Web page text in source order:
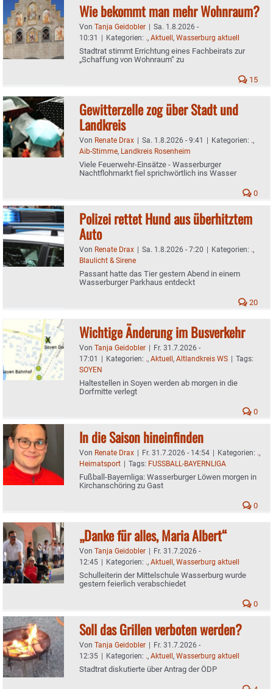
Wie bekommt man mehr Wohnraum?
Von Tanja Geidobler | Sa. 1.8.2026 -
10:31 | Kategorien: ., Aktuell, Wasserburg aktuell
Stadtrat stimmt Errichtung eines Fachbeirats zur
„Schaffung von Wohnraum“ zu
15
Gewitterzelle zog über Stadt und
Landkreis
Von Renate Drax | Sa. 1.8.2026 - 9:41 | Kategorien: .,
Aib-Stimme, Landkreis Rosenheim
Viele Feuerwehr-Einsätze - Wasserburger
Nachtflohmarkt fiel sprichwörtlich ins Wasser
0
Polizei rettet Hund aus überhitztem
Auto
Von Renate Drax | Sa. 1.8.2026 - 7:20 | Kategorien: .,
Blaulicht & Sirene
Passant hatte das Tier gestern Abend in einem
Wasserburger Parkhaus entdeckt
20
Wichtige Änderung im Busverkehr
Von Tanja Geidobler | Fr. 31.7.2026 -
17:01 | Kategorien: ., Aktuell, Altlandkreis WS | Tags:
SOYEN
Haltestellen in Soyen werden ab morgen in die
Dorfmitte verlegt
0
In die Saison hineinfinden
Von Renate Drax | Fr. 31.7.2026 - 14:54 | Kategorien: .,
Heimatsport | Tags: FUSSBALL-BAYERNLIGA
Fußball-Bayernliga: Wasserburger Löwen morgen in
Kirchanschöring zu Gast
0
„Danke für alles, Maria Albert“
Von Tanja Geidobler | Fr. 31.7.2026 -
12:45 | Kategorien: ., Aktuell, Wasserburg aktuell
Schulleiterin der Mittelschule Wasserburg wurde
gestern feierlich verabschiedet
0
Soll das Grillen verboten werden?
Von Tanja Geidobler | Fr. 31.7.2026 -
12:35 | Kategorien: ., Aktuell, Wasserburg aktuell
Stadtrat diskutierte über Antrag der ÖDP